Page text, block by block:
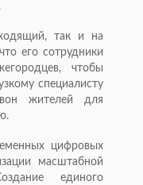
так и на
его сотрудники
чтобы
специалисту
жителей для
цифровых
масштабной
единого